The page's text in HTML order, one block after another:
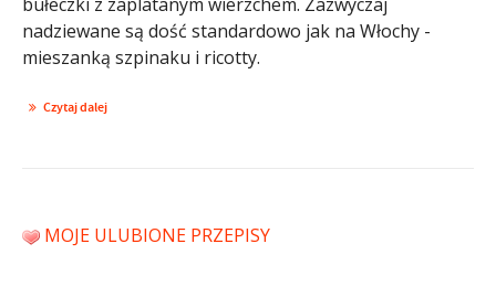
nadziewane są dość standardowo jak na Włochy -
mieszanką szpinaku i ricotty.
Czytaj dalej
MOJE ULUBIONE PRZEPISY